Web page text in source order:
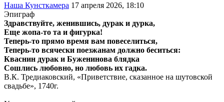
Наша Кунсткамера 17 апреля 2026, 18:10
Эпиграф
Здравствуйте, женившись, дурак и дурка,
Еще жопа-то та и фигурка!
Теперь-то прямо время вам повеселиться,
Теперь-то всячески поезжанам должно беситься:
Кваснин дурак и Буженинова блядка
Сошлись любовно, но любовь их гадка.
В.К. Тредиаковский, «Приветствие, сказанное на шутовской
свадьбе», 1740г.